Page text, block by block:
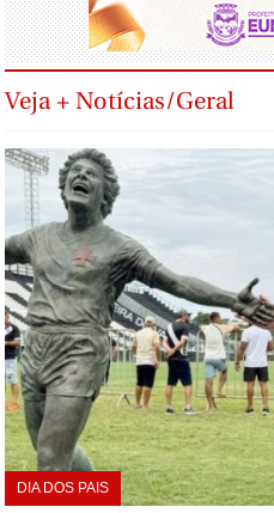
Veja + Notícias/Geral
DIA DOS PAIS